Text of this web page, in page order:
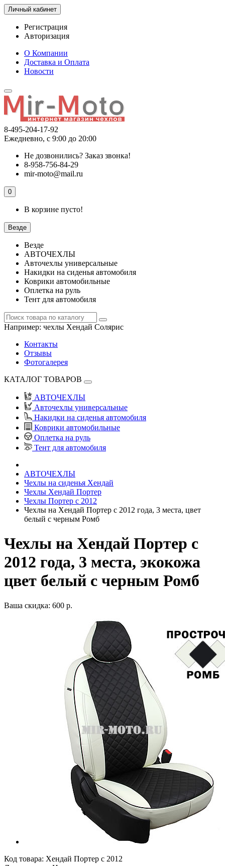
Личный кабинет
Регистрация
Авторизация
О Компании
Доставка и Оплата
Новости
8-495-204-17-92
Ежедневно, с 9:00 до 20:00
Не дозвонились? Заказ звонка!
8-958-756-84-29
mir-moto@mail.ru
0
В корзине пусто!
Везде
Везде
АВТОЧЕХЛЫ
Авточехлы универсальные
Накидки на сиденья автомобиля
Коврики автомобильные
Оплетка на руль
Тент для автомобиля
Например: чехлы Хендай Солярис
Контакты
Отзывы
Фотогалерея
КАТАЛОГ ТОВАРОВ
АВТОЧЕХЛЫ
Авточехлы универсальные
Накидки на сиденья автомобиля
Коврики автомобильные
Оплетка на руль
Тент для автомобиля
АВТОЧЕХЛЫ
Чехлы на сиденья Хендай
Чехлы Хендай Портер
Чехлы Портер c 2012
Чехлы на Хендай Портер с 2012 года, 3 места, цвет
белый с черным Ромб
Чехлы на Хендай Портер с
2012 года, 3 места, экокожа
цвет белый с черным Ромб
Ваша скидка: 600 р.
Код товара: Хендай Портер с 2012